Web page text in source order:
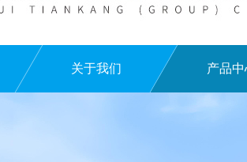
关于我们 产品中